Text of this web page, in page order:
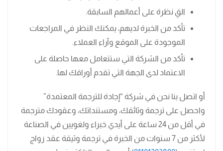
القِ نظرة على أعمالهم السابقة.
تأكد من الخبرة لديهم، يمكنك النظر في المراجعات
الموجودة على الموقع وآراء العملاء.
تأكد من الشركة التي ستتعامل معها حاصلة على
الاعتماد لدى الجهة التي تقدم أوراقك لها.
أو اتصل بنا نحن في شركة “إجادة للترجمة المعتمدة”
واحصل على ترجمة وثائقك، ومستنداتك، وعقودك مترجمة
في أقل من 24 ساعة على أيدي خبراء ولغويين في الصناعة
لأكثر من 7 سنوات من الخبرة في ترجمة وثيقة عقد زواج